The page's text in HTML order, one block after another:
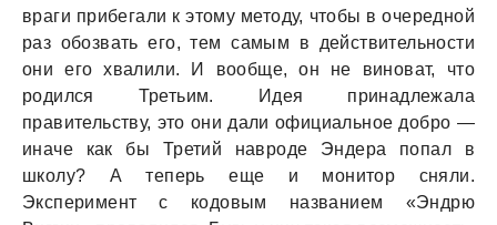
враги прибегали к этому методу, чтобы в очередной
раз обозвать его, тем самым в действительности
они его хвалили. И вообще, он не виноват, что
родился Третьим. Идея принадлежала
правительству, это они дали официальное добро —
иначе как бы Третий навроде Эндера попал в
школу? А теперь еще и монитор сняли.
Эксперимент с кодовым названием «Эндрю